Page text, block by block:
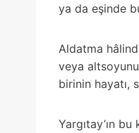
ya da eşinde
Aldatma
veya
birinin hayatı,
Yargıtay’ın